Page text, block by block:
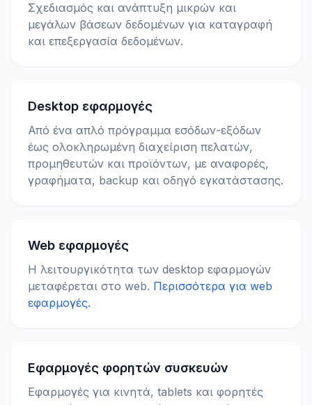
Σχεδιασμός και ανάπτυξη μικρών και
μεγάλων βάσεων δεδομένων για καταγραφή
και επεξεργασία δεδομένων.
Desktop εφαρμογές
Από ένα απλό πρόγραμμα εσόδων-εξόδων
έως ολοκληρωμένη διαχείριση πελατών,
προμηθευτών και προϊόντων, με αναφορές,
γραφήματα, backup και οδηγό εγκατάστασης.
Web εφαρμογές
Η λειτουργικότητα των desktop εφαρμογών
μεταφέρεται στο web. Περισσότερα για web
εφαρμογές.
Εφαρμογές φορητών συσκευών
Εφαρμογές για κινητά, tablets και φορητές